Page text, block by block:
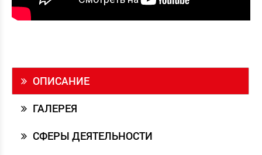
ОПИСАНИЕ
ГАЛЕРЕЯ
СФЕРЫ ДЕЯТЕЛЬНОСТИ